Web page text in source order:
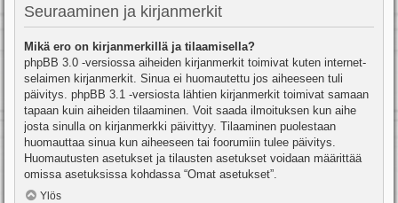
Seuraaminen ja kirjanmerkit
Mikä ero on kirjanmerkillä ja tilaamisella?
phpBB 3.0 -versiossa aiheiden kirjanmerkit toimivat kuten internet-
selaimen kirjanmerkit. Sinua ei huomautettu jos aiheeseen tuli
päivitys. phpBB 3.1 -versiosta lähtien kirjanmerkit toimivat samaan
tapaan kuin aiheiden tilaaminen. Voit saada ilmoituksen kun aihe
josta sinulla on kirjanmerkki päivittyy. Tilaaminen puolestaan
huomauttaa sinua kun aiheeseen tai foorumiin tulee päivitys.
Huomautusten asetukset ja tilausten asetukset voidaan määrittää
omissa asetuksissa kohdassa “Omat asetukset”.
Ylös